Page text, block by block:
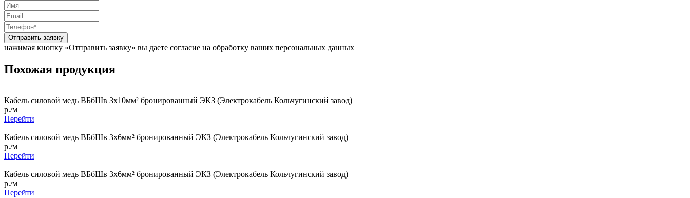
Отправить заявку
нажимая кнопку «Отправить заявку» вы даете согласие на обработку ваших персональных данных
Похожая продукция
Кабель силовой медь ВБбШв 3x10мм² бронированный ЭКЗ (Электрокабель Кольчугинский завод)
р./м
Перейти
Кабель силовой медь ВБбШв 3x6мм² бронированный ЭКЗ (Электрокабель Кольчугинский завод)
р./м
Перейти
Кабель силовой медь ВБбШв 3x6мм² бронированный ЭКЗ (Электрокабель Кольчугинский завод)
р./м
Перейти